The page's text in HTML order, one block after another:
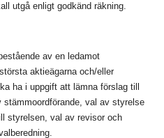
utgå enligt godkänd räkning.
av en ledamot
aktieägarna och/eller
ha i uppgift att lämna förslag till
stämmoordförande, val av styrelse
styrelsen, val av revisor och